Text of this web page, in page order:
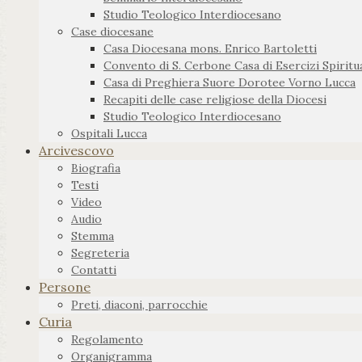
Studio Teologico Interdiocesano
Case diocesane
Casa Diocesana mons. Enrico Bartoletti
Convento di S. Cerbone Casa di Esercizi
Casa di Preghiera Suore Dorotee Vorno Lucca
Recapiti delle case religiose della Diocesi
Studio Teologico Interdiocesano
Ospitali Lucca
Arcivescovo
Biografia
Testi
Video
Audio
Stemma
Segreteria
Contatti
Persone
Preti, diaconi, parrocchie
Curia
Regolamento
Organigramma